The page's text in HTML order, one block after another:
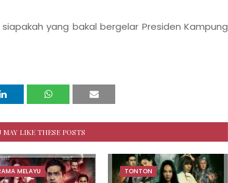
yang bakal bergelar Presiden Kampung
MAY LIKE THESE POSTS
MELAYU TONTON